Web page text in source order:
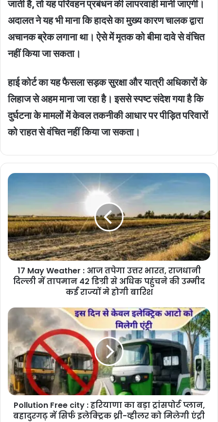
जाती है, तो यह परिवहन प्रबंधन की लापरवाही मानी जाएगी।
अदालत ने यह भी माना कि हादसे का मुख्य कारण चालक द्वारा
अचानक ब्रेक लगाना था। ऐसे में मृतक को बीमा दावे से वंचित
नहीं किया जा सकता।
हाई कोर्ट का यह फैसला सड़क सुरक्षा और यात्री अधिकारों के
लिहाज से अहम माना जा रहा है। इससे स्पष्ट संदेश गया है कि
दुर्घटना के मामलों में केवल तकनीकी आधार पर पीड़ित परिवारों
को राहत से वंचित नहीं किया जा सकता।
17
आज
तपेगा
उत्तर
भारत,
राजधानी
दिल्‍ली
डिग्री
अधिक
पहुंचने
की
उम्मीद
कई
राज्यों
मे
होगी
बारिश
17 May Weather : आज तपेगा उत्तर भारत, राजधानी
दिल्‍ली में तापमान 42 डिग्री से अधिक पहुंचने की उम्मीद
कई राज्यों मे होगी बारिश
Pollution
city
:
हरियाणा
का
बड़ा
ट्रांसपोर्ट
प्लान,
बहादुरगढ़
Pollution Free city : हरियाणा का बड़ा ट्रांसपोर्ट प्लान,
बहादुरगढ़ में सिर्फ इलेक्ट्रिक थ्री-व्हीलर को मिलेगी एंट्री